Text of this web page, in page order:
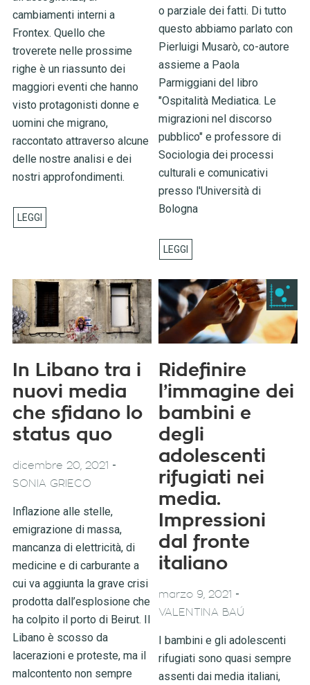
cambiamenti interni a
Frontex. Quello che
troverete nelle prossime
righe è un riassunto dei
maggiori eventi che hanno
visto protagonisti donne e
uomini che migrano,
raccontato attraverso alcune
delle nostre analisi e dei
nostri approfondimenti.
o parziale dei fatti. Di tutto
questo abbiamo parlato con
Pierluigi Musarò, co-autore
assieme a Paola
Parmiggiani del libro
"Ospitalità Mediatica. Le
migrazioni nel discorso
pubblico" e professore di
Sociologia dei processi
culturali e comunicativi
presso l'Università di
Bologna
In Libano tra i
nuovi media
che sfidano lo
status quo
dicembre 20, 2021 -
SONIA GRIECO
Inflazione alle stelle,
emigrazione di massa,
mancanza di elettricità, di
medicine e di carburante a
cui va aggiunta la grave crisi
prodotta dall’esplosione che
ha colpito il porto di Beirut. Il
Libano è scosso da
lacerazioni e proteste, ma il
malcontento non sempre
Ridefinire
l’immagine dei
bambini e
degli
adolescenti
rifugiati nei
media.
Impressioni
dal fronte
italiano
marzo 9, 2021 -
VALENTINA BAÚ
I bambini e gli adolescenti
rifugiati sono quasi sempre
assenti dai media italiani,